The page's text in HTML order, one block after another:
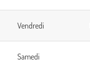
Vendredi
Samedi